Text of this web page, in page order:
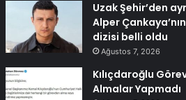
Uzak Şehir’den
Alper
dizisi belli oldu
Ağustos 7, 2026
Kılıçdaroğlu
Almalar Yapmadı